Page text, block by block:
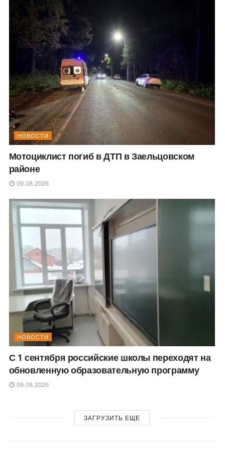
НОВОСТИ
Мотоциклист погиб в ДТП в Заельцовском
районе
09.08.2026
НОВОСТИ
С 1 сентября российские школы переходят на
обновленную образовательную программу
09.08.2026
ЗАГРУЗИТЬ ЕЩЕ